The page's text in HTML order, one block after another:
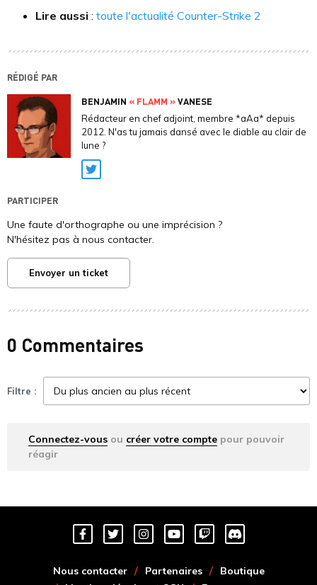
Lire aussi : toute l'actualité Counter-Strike 2
RÉDIGÉ PAR
BENJAMIN « FLAMM »VANESE
Rédacteur en chef adjoint, membre *aAa* depuis
2012. N'as tu jamais dansé avec le diable au clair de
lune ?
Twitter
PARTICIPER
Une faute d'orthographe ou une imprécision ?
N'hésitez pas à nous contacter.
Envoyer un ticket
0 Commentaires
Filtre :
Connectez-vous ou créer votre compte pour pouvoir
réagir
Nous contacter Partenaires
Boutique